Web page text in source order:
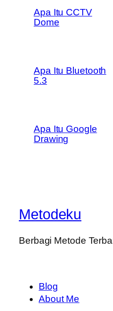
Apa Itu CCTV
Dome
Apa Itu Bluetooth
5.3
Apa Itu Google
Drawing
Metodeku
Berbagi Metode
Blog
About Me